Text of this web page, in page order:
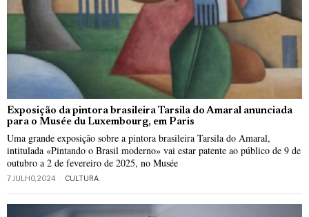
Exposição da pintora brasileira Tarsila do Amaral anunciada
para o Musée du Luxembourg, em Paris
Uma grande exposição sobre a pintora brasileira Tarsila do Amaral,
intitulada «Pintando o Brasil moderno» vai estar patente ao público de 9 de
outubro a 2 de fevereiro de 2025, no Musée
7 JULHO, 2024 CULTURA